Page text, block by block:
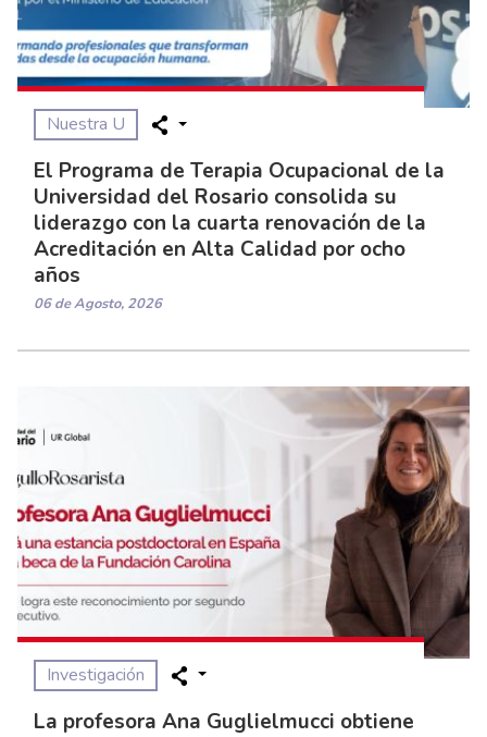
Nuestra U
El Programa de Terapia Ocupacional de la
Universidad del Rosario consolida su
liderazgo con la cuarta renovación de la
Acreditación en Alta Calidad por ocho
años
06 de Agosto, 2026
Investigación
La profesora Ana Guglielmucci obtiene